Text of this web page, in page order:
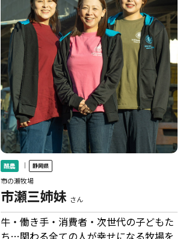
酪農 ｜ 静岡県
市の瀬牧場
市瀬三姉妹 さん
牛・働き手・消費者・次世代の子どもた